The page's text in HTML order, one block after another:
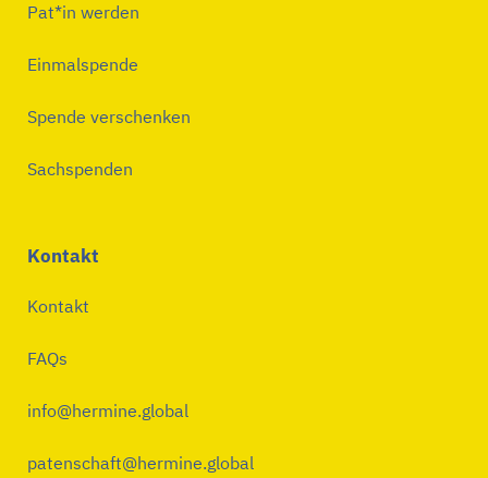
Pat*in werden
Einmalspende
Spende verschenken
Sachspenden
Kontakt
Kontakt
FAQs
info@hermine.global
patenschaft@hermine.global